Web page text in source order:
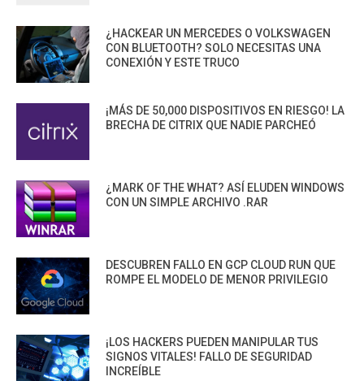
¿HACKEAR UN MERCEDES O VOLKSWAGEN
CON BLUETOOTH? SOLO NECESITAS UNA
CONEXIÓN Y ESTE TRUCO
¡MÁS DE 50,000 DISPOSITIVOS EN RIESGO! LA
BRECHA DE CITRIX QUE NADIE PARCHEÓ
¿MARK OF THE WHAT? ASÍ ELUDEN WINDOWS
CON UN SIMPLE ARCHIVO .RAR
DESCUBREN FALLO EN GCP CLOUD RUN QUE
ROMPE EL MODELO DE MENOR PRIVILEGIO
¡LOS HACKERS PUEDEN MANIPULAR TUS
SIGNOS VITALES! FALLO DE SEGURIDAD
INCREÍBLE